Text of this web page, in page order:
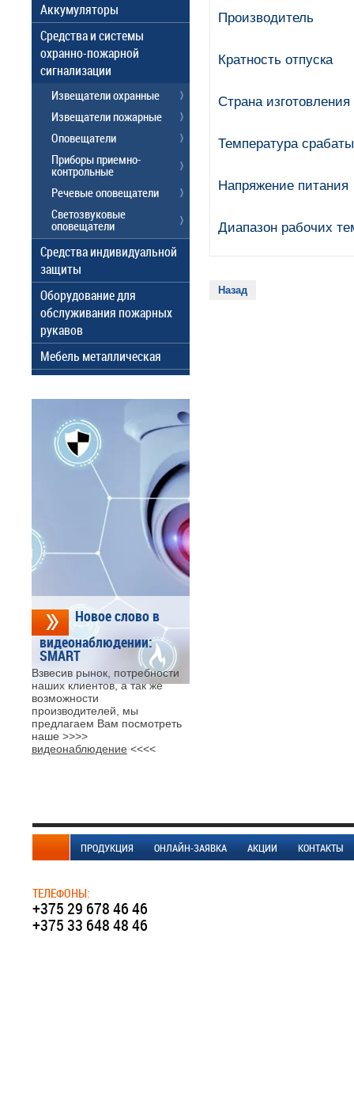
Производитель
Кратность отпуска
Страна изготовления
Температура
Напряжение питания
Диапазон рабочих
Назад
Аккумуляторы
Средства и системы
охранно-пожарной
сигнализации
Извещатели охранные
Извещатели пожарные
Оповещатели
Приборы приемно-
контрольные
Речевые оповещатели
Светозвуковые
оповещатели
Средства индивидуальной
защиты
Оборудование для
обслуживания пожарных
рукавов
Мебель металлическая
Новое слово в
видеонаблюдении:
SMART
Взвесив рынок, потребности
наших клиентов, а так же
возможности
производителей, мы
предлагаем Вам посмотреть
наше >>>>
видеонаблюдение <<<<
ПРОДУКЦИЯ ОНЛАЙН-ЗАЯВКА АКЦИИ КОНТАКТЫ
ТЕЛЕФОНЫ:
+375 29 678 46 46
+375 33 648 48 46